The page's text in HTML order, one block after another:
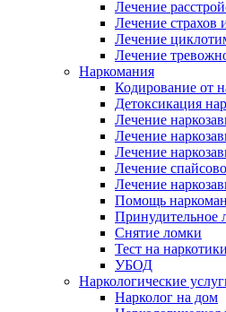
Лечение
Лечение страхов
Лечение
Лечение
Наркомания
Кодирование от
Детоксикация
Лечение
Лечение
Лечение
Лечение
Лечение
Помощь
Принудительное
Снятие ломки
Тест на
УБОД
Наркологические
Нарколог на дом